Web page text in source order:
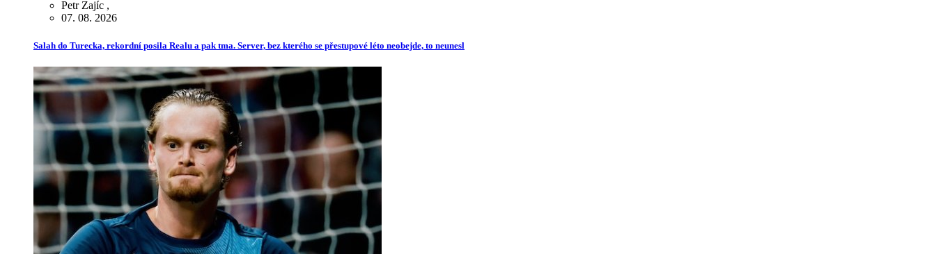
Petr Zajíc ,
07. 08. 2026
Salah do Turecka, rekordní posila Realu a pak tma. Server, bez kterého se přestupové léto neobejde, to neunesl